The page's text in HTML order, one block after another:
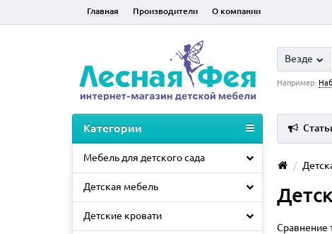
Главная Производители О компании
Везде
Например:
Категории
Мебель для детского сада
Детская мебель
Детские кровати
Сравнение